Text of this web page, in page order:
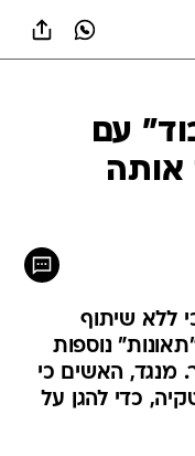
עם
אותה
ללא שיתוף
נוספות
מנגד, האשים כי
כדי להגן על